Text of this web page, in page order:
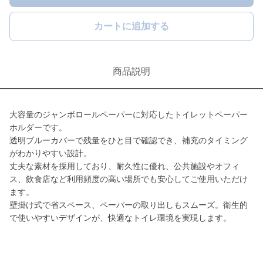
カートに追加する
商品説明
大容量のジャンボロールペーパーに対応したトイレットペーパー
ホルダーです。
透明ブルーカバーで残量をひと目で確認でき、補充のタイミング
がわかりやすい設計。
丈夫な素材を採用しており、耐久性に優れ、公共施設やオフィ
ス、飲食店など利用頻度の高い場所でも安心してご使用いただけ
ます。
壁掛け式で省スペース、ペーパーの取り出しもスムーズ。衛生的
で使いやすいデザインが、快適なトイレ環境を実現します。